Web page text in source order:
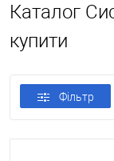
Каталог
купити
Фільтр